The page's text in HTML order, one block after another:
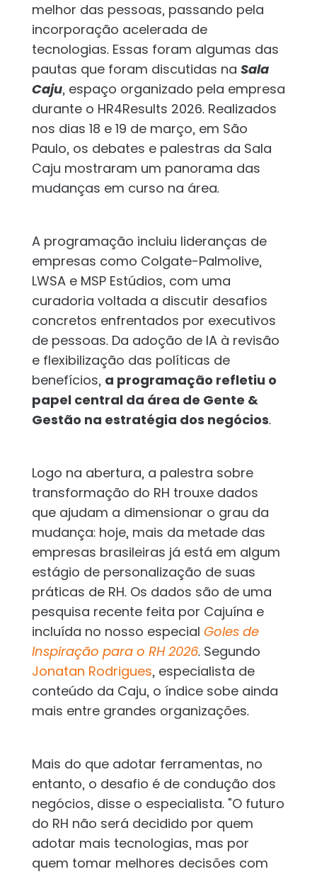
melhor das pessoas, passando pela
incorporação acelerada de
tecnologias. Essas foram algumas das
pautas que foram discutidas na Sala
Caju, espaço organizado pela empresa
durante o HR4Results 2026. Realizados
nos dias 18 e 19 de março, em São
Paulo, os debates e palestras da Sala
Caju mostraram um panorama das
mudanças em curso na área.
A programação incluiu lideranças de
empresas como Colgate-Palmolive,
LWSA e MSP Estúdios, com uma
curadoria voltada a discutir desafios
concretos enfrentados por executivos
de pessoas. Da adoção de IA à revisão
e flexibilização das políticas de
benefícios, a programação refletiu o
papel central da área de Gente &
Gestão na estratégia dos negócios.
Logo na abertura, a palestra sobre
transformação do RH trouxe dados
que ajudam a dimensionar o grau da
mudança: hoje, mais da metade das
empresas brasileiras já está em algum
estágio de personalização de suas
práticas de RH. Os dados são de uma
pesquisa recente feita por Cajuína e
incluída no nosso especial Goles de
Inspiração para o RH 2026. Segundo
Jonatan Rodrigues, especialista de
conteúdo da Caju, o índice sobe ainda
mais entre grandes organizações.
Mais do que adotar ferramentas, no
entanto, o desafio é de condução dos
negócios, disse o especialista. “O futuro
do RH não será decidido por quem
adotar mais tecnologias, mas por
quem tomar melhores decisões com